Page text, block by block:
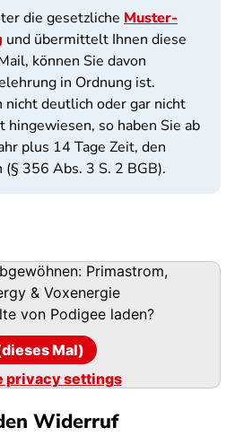
die gesetzliche Muster-
und übermittelt Ihnen diese
können Sie davon
in Ordnung ist.
nicht deutlich oder gar nicht
so haben Sie ab
plus 14 Tage Zeit, den
356 Abs. 3 S. 2 BGB).
Primastrom,
& Voxenergie
von Podigeeladen?
Mal)
privacy settings
Widerruf